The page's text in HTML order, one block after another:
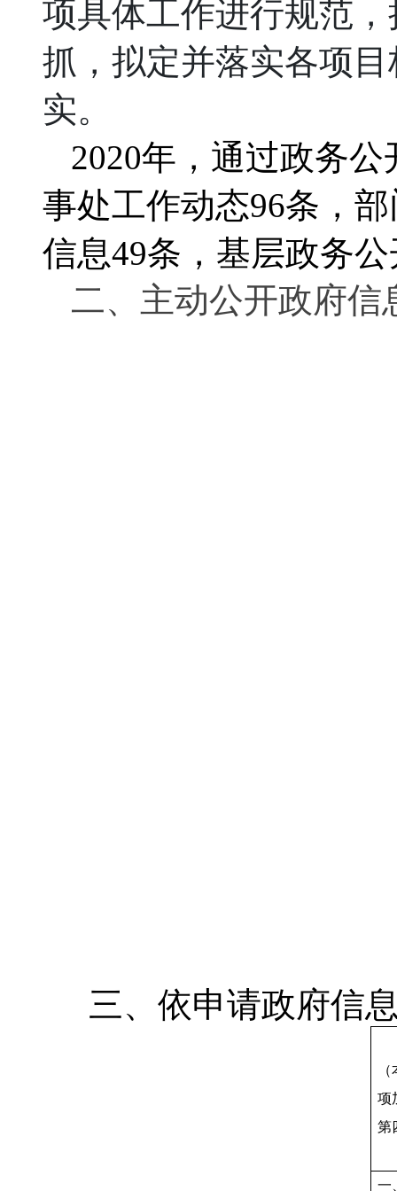
项具体工作进行规范 ，
抓，拟定并落实各项
实。
2020年，通过政务
事处工作动态96条，
信息49条，基层政务
二、 主动公开政府信
三、依申请政府信
项
第
一